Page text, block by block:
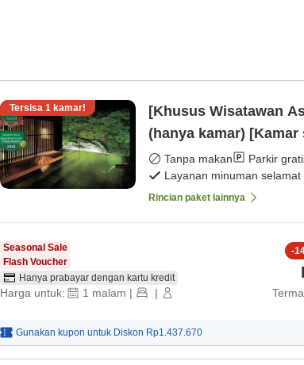
Tersisa 1 kamar!
[Khusus Wisatawan
(hanya kamar) [Kamar
Tanpa makan Parkir
Layanan minuman selamat
Rincian paket lainnya
Seasonal Sale
Flash Voucher
Hanya prabayar dengan kartu kredit
Harga untuk: 1 malam | |
-
Gunakan kupon untuk Diskon Rp1.437.670